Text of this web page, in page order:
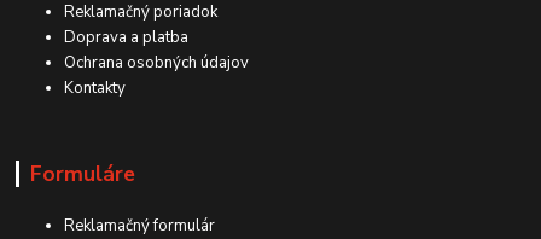
Reklamačný poriadok
Doprava a platba
Ochrana osobných údajov
Kontakty
Formuláre
Reklamačný formulár